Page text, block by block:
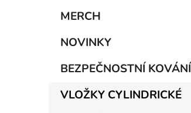
Přeskočit
kategorie
MERCH
NOVINKY
BEZPEČNOSTNÍ KOVÁNÍ
VLOŽKY CYLINDRICKÉ